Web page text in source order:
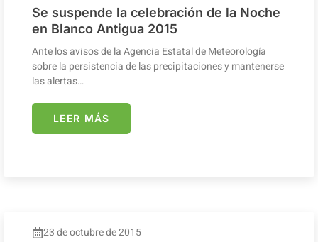
Se suspende la celebración de la Noche
en Blanco Antigua 2015
Ante los avisos de la Agencia Estatal de Meteorología
sobre la persistencia de las precipitaciones y mantenerse
las alertas…
LEER MÁS
23 de octubre de 2015